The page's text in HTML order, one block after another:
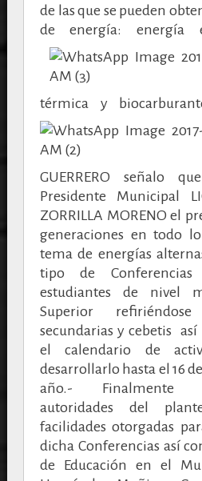
de las que se pueden
de energía: energía
térmica y
GUERRERO señalo
Presidente Municipal
ZORRILLA MORENO el
generaciones en todo
tema de energías
tipo de
estudiantes de nivel
Superior refiriéndose
secundarias y cebetis
el calendario de
desarrollarlo hasta el 16
año.- Finalmente
autoridades del
facilidades otorgadas
dicha Conferencias así
de Educación en el